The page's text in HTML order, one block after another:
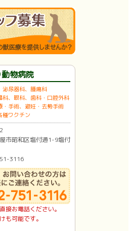
物病院
泌尿器科、腫瘍科
科、眼科、歯科・口腔外科
・手術、避妊・去勢手術
種ワクチン
市昭和区塩付通1-9塩付
3116
接お電話ください。
も可能です。